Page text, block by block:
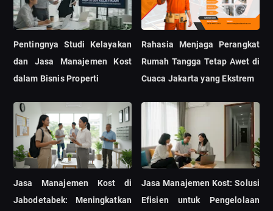
Pentingnya Studi Kelayakan
dan Jasa Manajemen Kost
dalam Bisnis Properti
Rahasia Menjaga Perangkat
Rumah Tangga Tetap Awet di
Cuaca Jakarta yang Ekstrem
Jasa Manajemen Kost di
Jabodetabek: Meningkatkan
Jasa Manajemen Kost: Solusi
Efisien untuk Pengelolaan